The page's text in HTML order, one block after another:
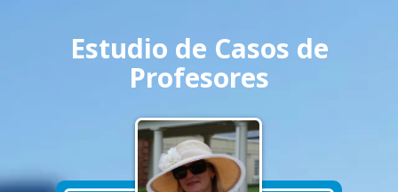
Estudio de Casos de
Profesores